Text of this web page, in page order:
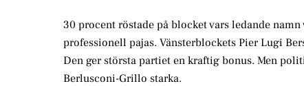
30 procent röstade på blocket vars ledande
professionell pajas. Vänsterblockets Pier Lugi
Den ger största partiet en kraftig bonus. Men
Berlusconi-Grillo starka.